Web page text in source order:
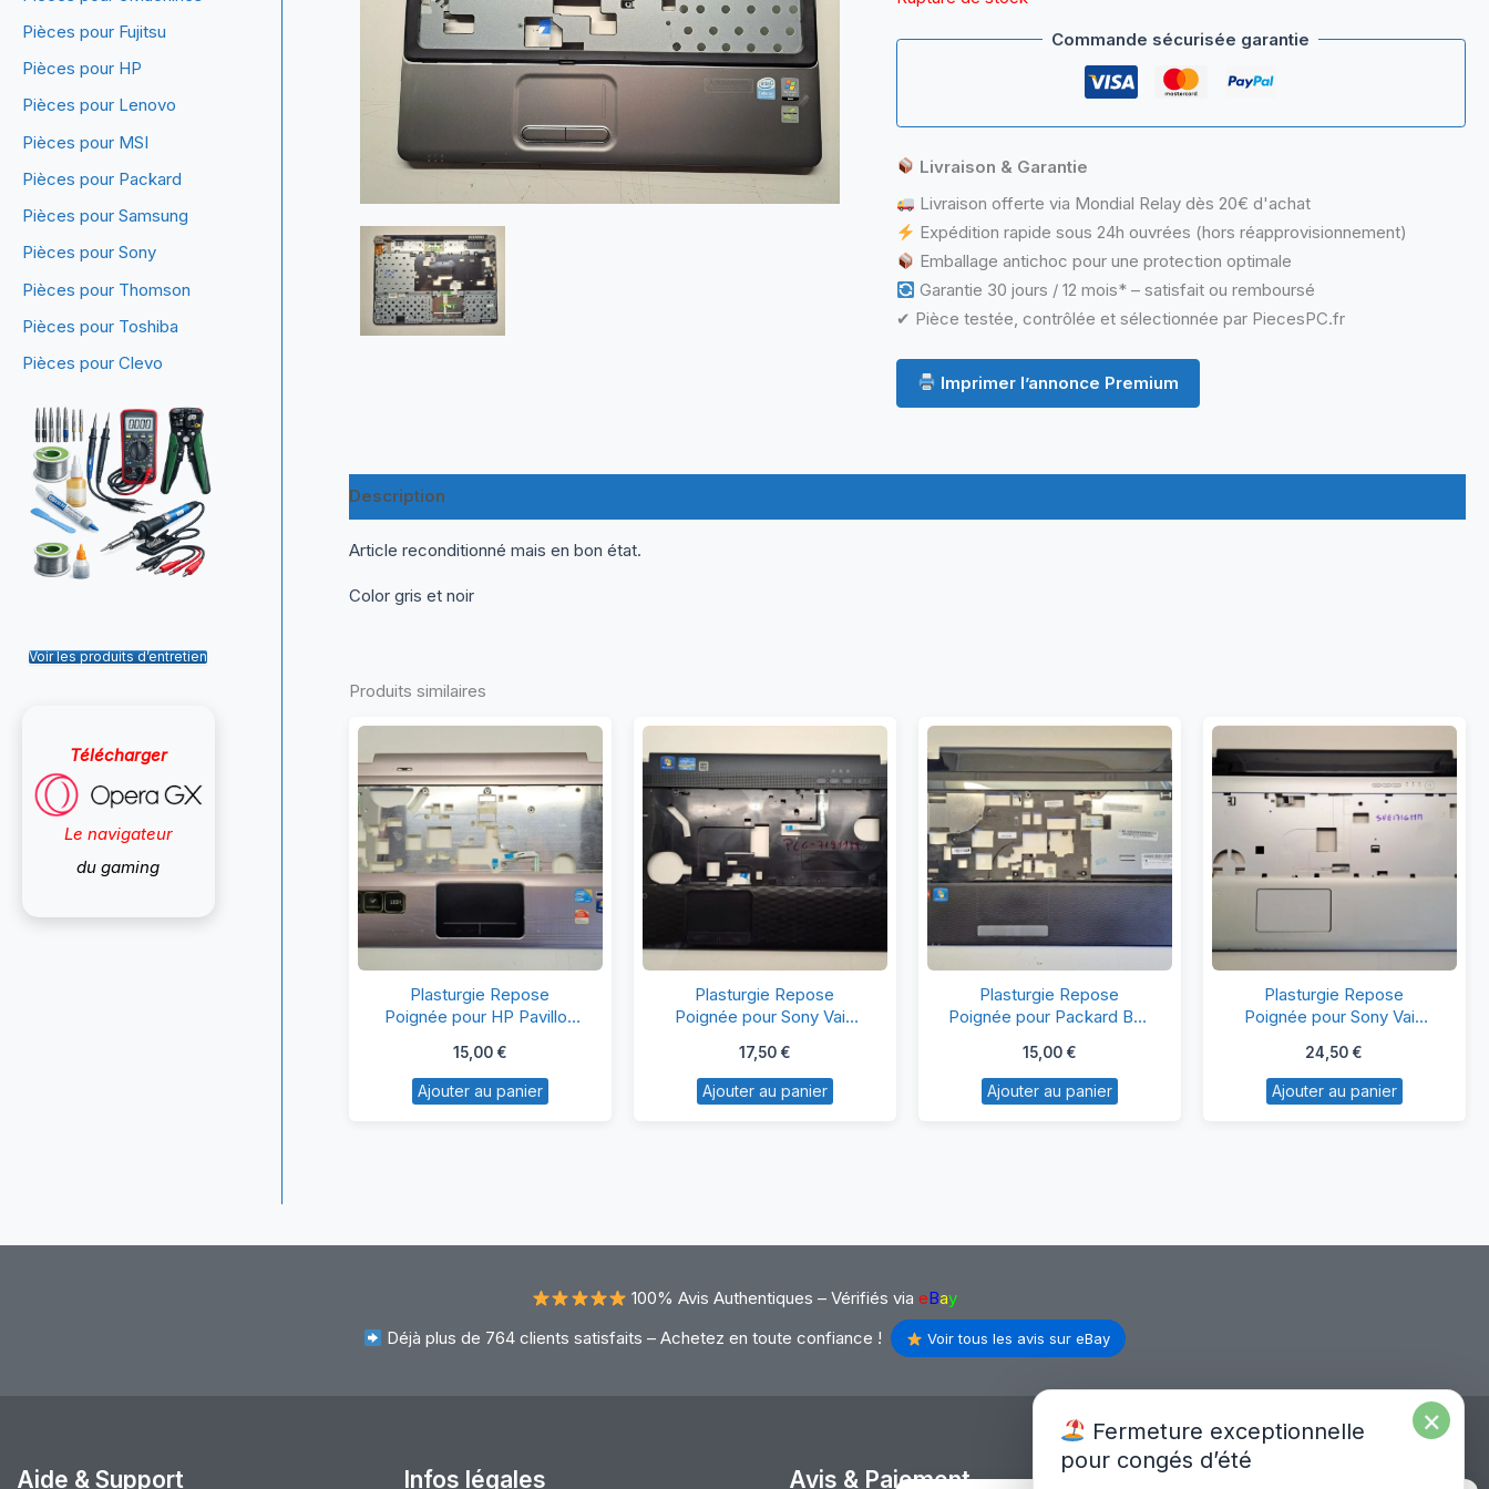
Pièces pour Fujitsu
Pièces pour HP
Pièces pour Lenovo
Pièces pour MSI
Pièces pour Packard
Pièces pour Samsung
Pièces pour Sony
Pièces pour Thomson
Pièces pour Toshiba
Pièces pour Clevo
Voir les produits d’entretien
Télécharger
Le navigateur
du gaming
Commande sécurisée garantie
Livraison & Garantie
Livraison offerte via Mondial Relay dès 20€ d'achat
Expédition rapide sous 24h ouvrées (hors réapprovisionnement)
Emballage antichoc pour une protection optimale
Garantie 30 jours / 12 mois* – satisfait ou remboursé
✔ Pièce testée, contrôlée et sélectionnée par PiecesPC.fr
Imprimer l’annonce Premium
Description
Article reconditionné mais en bon état.
Color gris et noir
Produits similaires
Plasturgie
Repose
Poignée
HP
Plasturgie Repose
Poignée pour HP Pavillon
15,00 €
Ajouter au panier
Plasturgie
Repose
Poignée
Sony
Plasturgie Repose
Poignée pour Sony Vaio
17,50 €
Ajouter au panier
Plasturgie
Repose
Poignée
Packard
Plasturgie Repose
Poignée pour Packard Bell
15,00 €
Ajouter au panier
Plasturgie
Repose
Poignée
Sony
Plasturgie Repose
Poignée pour Sony Vaio
24,50 €
Ajouter au panier
100% Avis Authentiques – Vérifiés via eBay
Déjà plus de 764 clients satisfaits – Achetez en toute confiance !
Voir tous les avis sur eBay
Aide & Support Infos légales Avis & Paiement
×
Fermeture exceptionnelle
pour congés d’été